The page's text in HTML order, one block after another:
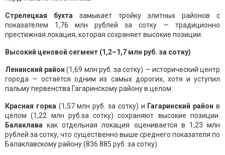
Стрелецкая бухта замыкает тройку элитных районов с
показателем 1,76 млн рублей за сотку — традиционно
престижная локация, которая сохраняет высокие позиции.
Высокий ценовой сегмент (1,2–1,7 млн руб. за сотку)
Ленинский район (1,69 млн руб. за сотку) — исторический центр
города — остаётся одним из самых дорогих, хотя и уступил
пальму первенства Гагаринскому району в целом.
Красная горка (1,57 млн руб. за сотку) и Гагаринский район в
целом (1,22 млн руб.за сотку) сохраняют высокие позиции.
Балаклава как отдельная локация оценивается в 1,23 млн
рублей за сотку, что существенно выше среднего показателя по
Балаклавскому району (836 885 руб. за сотку).